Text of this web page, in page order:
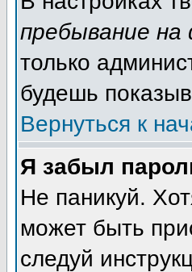
пребывание на
только
будешь
Вернуться к
Я забыл
Не паникуй.
может быть
следуй